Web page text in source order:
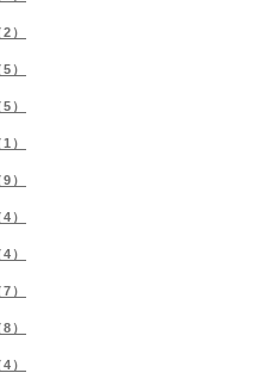
）
）
）
）
）
）
）
）
）
）